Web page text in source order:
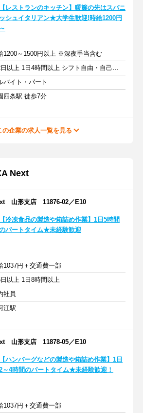
【レストランのキッチン】暖簾の先はスパニ
ッシュイタリアン★大学生歓迎!時給1200円
～
1200～1500円以上 ※深夜手当含む
週2日以上 1日4時間以上 シフト自由・自己申告
バイト・パート
四条駅 徒歩7分
の企業の求人一覧を見る
Next
山形支店 11876-02／E10
【冷凍食品の製造や箱詰め作業】1日5時間
パートタイム★未経験歓迎
1037円＋交通費一部
以上 1日8時間以上
社員
江駅
山形支店 11878-05／E10
【ハンバーグなどの製造や箱詰め作業】1日
～4時間のパートタイム★未経験歓迎！
1037円＋交通費一部